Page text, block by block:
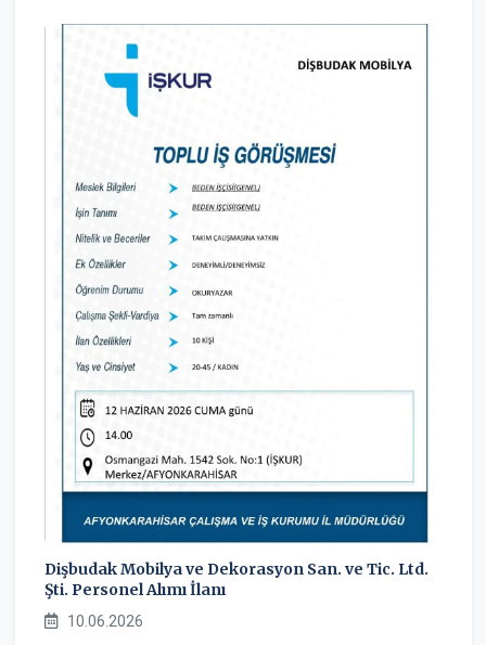
Dişbudak Mobilya ve Dekorasyon San. ve Tic. Ltd.
Şti. Personel Alımı İlanı
10.06.2026